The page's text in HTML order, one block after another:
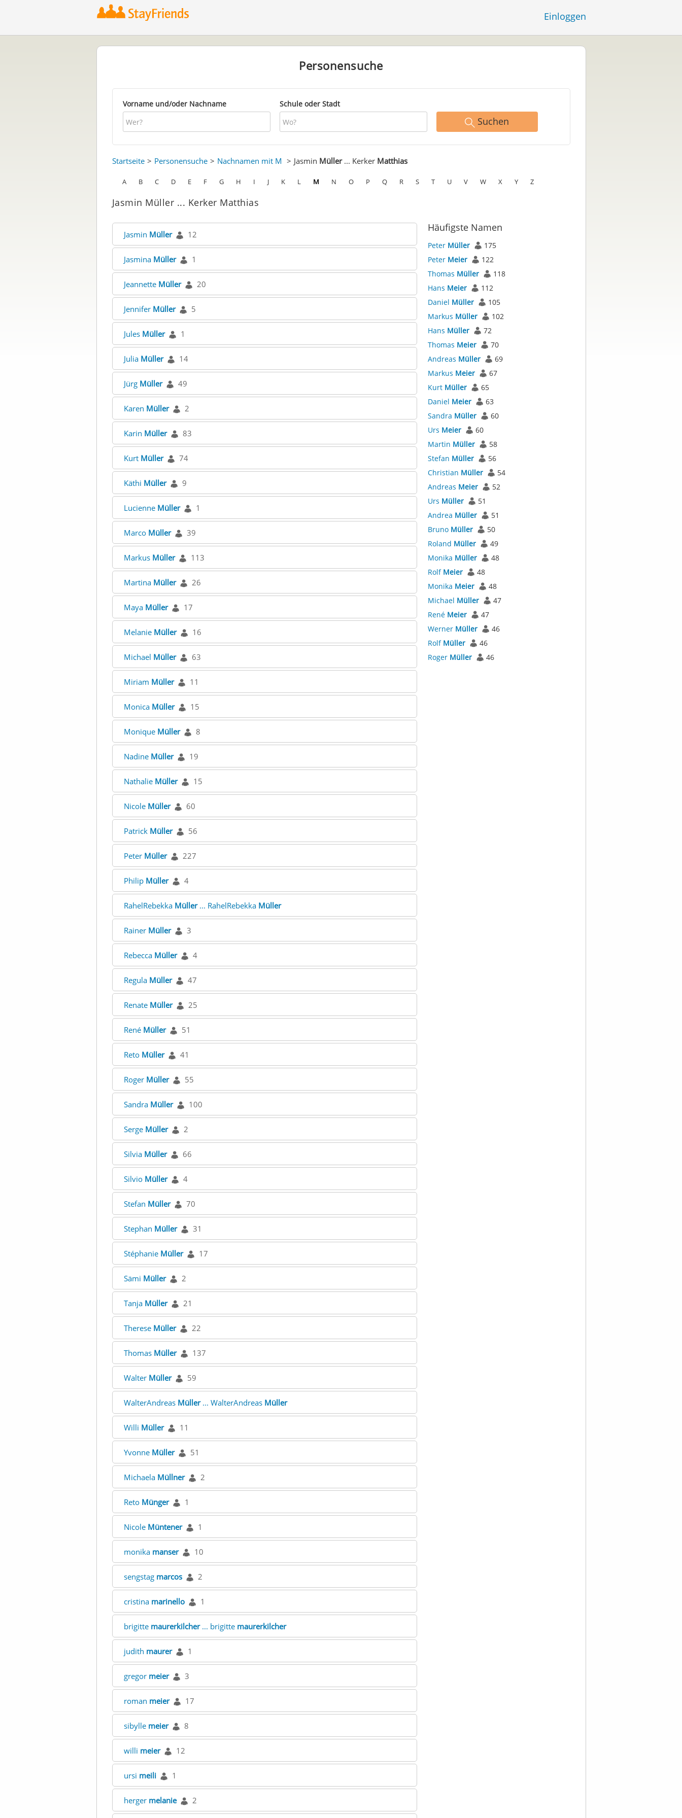
Einloggen
Personensuche
Vorname und/oder Nachname Schule oder Stadt
Suchen
Startseite Personensuche Nachnamen mit M Jasmin Müller... Kerker Matthias
A B C D E F G H I J K L M N O P Q R S T U V W X Y Z
Jasmin Müller ... Kerker Matthias
Jasmin Müller 12
Jasmina Müller 1
Jeannette Müller 20
Jennifer Müller 5
Jules Müller 1
Julia Müller 14
Jürg Müller 49
Karen Müller 2
Karin Müller 83
Kurt Müller 74
Käthi Müller 9
Lucienne Müller 1
Marco Müller 39
Markus Müller 113
Martina Müller 26
Maya Müller 17
Melanie Müller 16
Michael Müller 63
Miriam Müller 11
Monica Müller 15
Monique Müller 8
Nadine Müller 19
Nathalie Müller 15
Nicole Müller 60
Patrick Müller 56
Peter Müller 227
Philip Müller 4
RahelRebekka Müller... RahelRebekka Müller
Rainer Müller 3
Rebecca Müller 4
Regula Müller 47
Renate Müller 25
René Müller 51
Reto Müller 41
Roger Müller 55
Sandra Müller 100
Serge Müller 2
Silvia Müller 66
Silvio Müller 4
Stefan Müller 70
Stephan Müller 31
Stéphanie Müller 17
Sämi Müller 2
Tanja Müller 21
Therese Müller 22
Thomas Müller 137
Walter Müller 59
WalterAndreas Müller... WalterAndreas Müller
Willi Müller 11
Yvonne Müller 51
Michaela Müllner 2
Reto Münger 1
Nicole Müntener 1
monika manser 10
sengstag marcos 2
cristina marinello 1
brigitte maurerkilcher... brigitte maurerkilcher
judith maurer 1
gregor meier 3
roman meier 17
sibylle meier 8
willi meier 12
ursi meili 1
herger melanie 2
Häufigste Namen
Peter Müller
175
Peter Meier
122
Thomas Müller
118
Hans Meier
112
Daniel Müller
105
Markus Müller
102
Hans Müller
72
Thomas Meier
70
Andreas Müller
69
Markus Meier
67
Kurt Müller
65
Daniel Meier
63
Sandra Müller
60
Urs Meier
60
Martin Müller
58
Stefan Müller
56
Christian Müller
54
Andreas Meier
52
Urs Müller
51
Andrea Müller
51
Bruno Müller
50
Roland Müller
49
Monika Müller
48
Rolf Meier
48
Monika Meier
48
Michael Müller
47
René Meier
47
Werner Müller
46
Rolf Müller
46
Roger Müller 46